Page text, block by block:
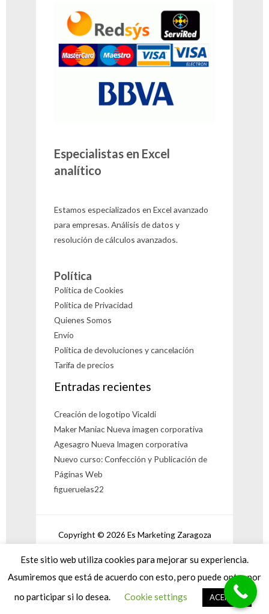
Especialistas en Excel
analítico
Estamos especializados en Excel avanzado
para empresas. Análisis de datos y
resolución de cálculos avanzados.
Política
Política de Cookies
Política de Privacidad
Quienes Somos
Envío
Política de devoluciones y cancelación
Tarifa de precios
Entradas recientes
Creación de logotipo Vicaldi
Maker Maniac Nueva imagen corporativa
Agesagro Nueva Imagen corporativa
Nuevo curso: Confección y Publicación de
Páginas Web
figueruelas22
Copyright © 2026 Es Marketing Zaragoza
Powered by Es Marketing Zaragoza
Este sitio web utiliza cookies para mejorar su experiencia.
Asumiremos que está de acuerdo con esto, pero puede optar por
no participar si lo desea.
Cookie settings ACEPTAR
¿Puedo Ayudarte?